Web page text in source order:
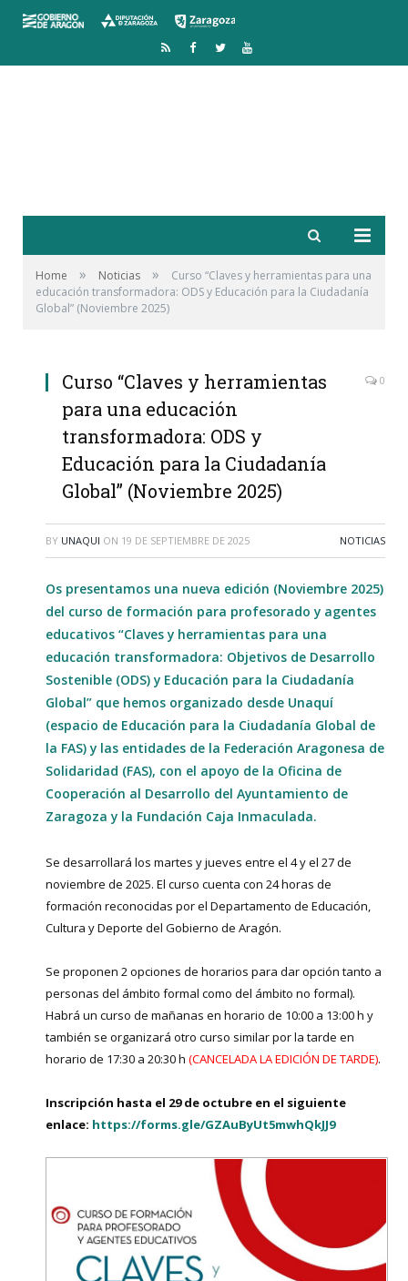
RSS Facebook
TwitterYouTube
Home » Noticias »
Curso “Claves y herramientas para una
educación transformadora: ODS y Educación para la Ciudadanía
Global” (Noviembre 2025)
Curso “Claves y herramientas
para una educación
transformadora: ODS y
Educación para la Ciudadanía
Global” (Noviembre 2025)
0
BY UNAQUI ON 19 DE SEPTIEMBRE DE 2025 NOTICIAS
Os presentamos una nueva edición (Noviembre 2025)
del curso de formación para profesorado y agentes
educativos “Claves y herramientas para una
educación transformadora: Objetivos de Desarrollo
Sostenible (ODS) y Educación para la Ciudadanía
Global” que hemos organizado desde Unaquí
(espacio de Educación para la Ciudadanía Global de
la FAS) y las entidades de la Federación Aragonesa de
Solidaridad (FAS), con el apoyo de la Oficina de
Cooperación al Desarrollo del Ayuntamiento de
Zaragoza y la Fundación Caja Inmaculada.
Se desarrollará los martes y jueves entre el 4 y el 27 de
noviembre de 2025. El curso cuenta con 24 horas de
formación reconocidas por el Departamento de Educación,
Cultura y Deporte del Gobierno de Aragón.
Se proponen 2 opciones de horarios para dar opción tanto a
personas del ámbito formal como del ámbito no formal).
Habrá un curso de mañanas en horario de 10:00 a 13:00 h y
también se organizará otro curso similar por la tarde en
horario de 17:30 a 20:30 h (CANCELADA LA EDICIÓN DE TARDE).
Inscripción hasta el 29 de octubre en el siguiente
enlace: https://forms.gle/GZAuByUt5mwhQkJJ9